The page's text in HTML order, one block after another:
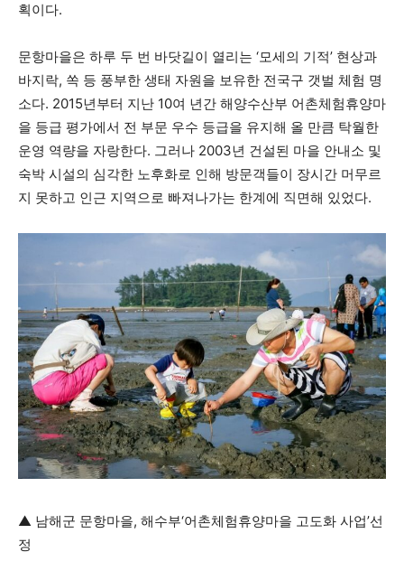
획이다.
문항마을은 하루 두 번 바닷길이 열리는 ‘모세의 기적’ 현상과
바지락, 쏙 등 풍부한 생태 자원을 보유한 전국구 갯벌 체험 명
소다. 2015년부터 지난 10여 년간 해양수산부 어촌체험휴양마
을 등급 평가에서 전 부문 우수 등급을 유지해 올 만큼 탁월한
운영 역량을 자랑한다. 그러나 2003년 건설된 마을 안내소 및
숙박 시설의 심각한 노후화로 인해 방문객들이 장시간 머무르
지 못하고 인근 지역으로 빠져나가는 한계에 직면해 있었다.
▲ 남해군 문항마을, 해수부‘어촌체험휴양마을 고도화 사업’선
정